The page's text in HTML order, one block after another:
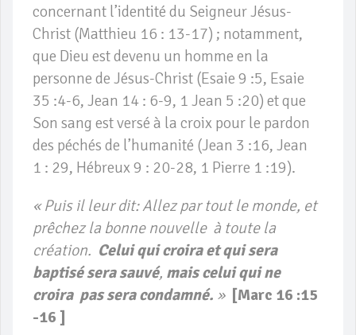
concernant l’identité du Seigneur Jésus-
Christ (Matthieu 16 : 13-17) ; notamment,
que Dieu est devenu un homme en la
personne de Jésus-Christ (Esaie 9 :5, Esaie
35 :4-6, Jean 14 : 6-9, 1 Jean 5 :20) et que
Son sang est versé à la croix pour le pardon
des péchés de l’humanité (Jean 3 :16, Jean
1 : 29, Hébreux 9 : 20-28, 1 Pierre 1 :19).
« Puis il leur dit: Allez par tout le monde, et
prêchez la bonne nouvelle à toute la
création. Celui qui croira et qui sera
baptisé sera sauvé, mais celui qui ne
croira pas sera condamné. » [Marc 16 :15
-16 ]